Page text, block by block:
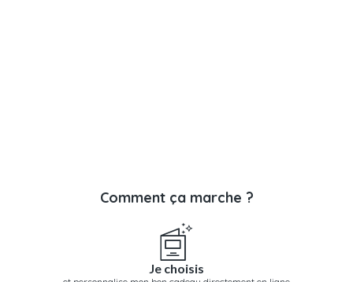
Comment ça marche ?
Je choisis